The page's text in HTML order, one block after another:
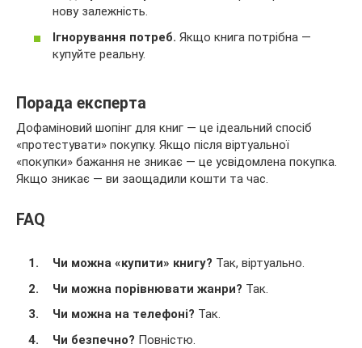
нову залежність.
Ігнорування потреб. Якщо книга потрібна —
купуйте реальну.
Порада експерта
Дофаміновий шопінг для книг — це ідеальний спосіб
«протестувати» покупку. Якщо після віртуальної
«покупки» бажання не зникає — це усвідомлена покупка.
Якщо зникає — ви заощадили кошти та час.
FAQ
Чи можна «купити» книгу? Так, віртуально.
Чи можна порівнювати жанри? Так.
Чи можна на телефоні? Так.
Чи безпечно? Повністю.